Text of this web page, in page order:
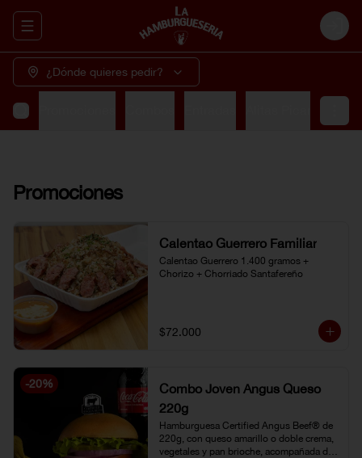
Abrir menu de navegación Login
¿Dónde quieres pedir?
Promociones
Calentao Guerrero Familiar
Calentao Guerrero 1.400 gramos +
Chorizo + Chorriado Santafereño
$72.000
-20%
Combo Joven Angus Queso
220g
Hamburguesa Certified Angus Beef® de
220g, con queso amarillo o doble crema,
vegetales y pan brioche, acompañada de